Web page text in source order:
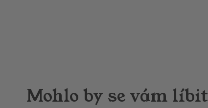
Mohlo by se vám líbit